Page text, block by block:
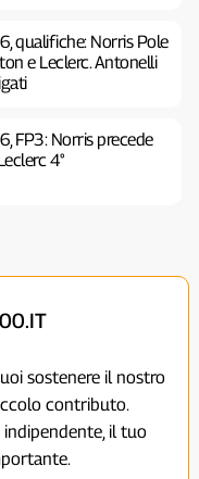
qualifiche: Norris Pole
e Leclerc. Antonelli
FP3: Norris precede
4°
sostenere il nostro
contributo.
il tuo